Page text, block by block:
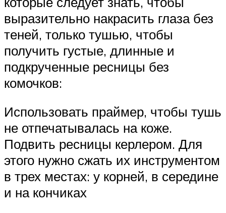
выразительно накрасить глаза без
теней, только тушью, чтобы
получить густые, длинные и
подкрученные ресницы без
комочков:
Использовать праймер, чтобы тушь
не отпечатывалась на коже.
Подвить ресницы керлером. Для
этого нужно сжать их инструментом
в трех местах: у корней, в середине
и на кончиках